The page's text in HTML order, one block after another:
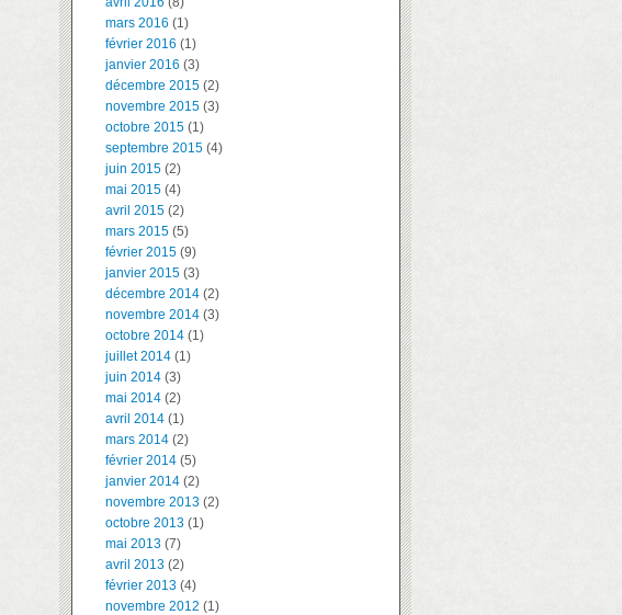
mars 2016 (1)
février 2016 (1)
janvier 2016 (3)
décembre 2015 (2)
novembre 2015 (3)
octobre 2015 (1)
septembre 2015 (4)
juin 2015 (2)
mai 2015 (4)
avril 2015 (2)
mars 2015 (5)
février 2015 (9)
janvier 2015 (3)
décembre 2014 (2)
novembre 2014 (3)
octobre 2014 (1)
juillet 2014 (1)
juin 2014 (3)
mai 2014 (2)
avril 2014 (1)
mars 2014 (2)
février 2014 (5)
janvier 2014 (2)
novembre 2013 (2)
octobre 2013 (1)
mai 2013 (7)
avril 2013 (2)
février 2013 (4)
novembre 2012 (1)